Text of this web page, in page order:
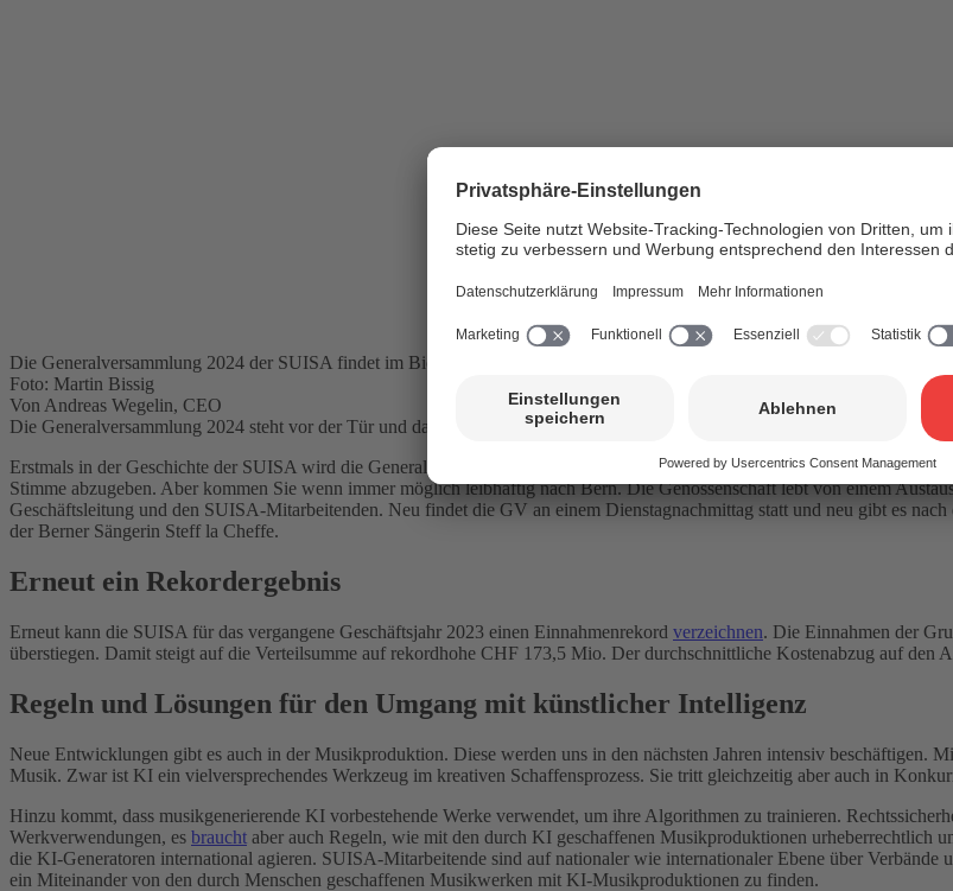
Die Generalversammlung 2024 der SUISA findet im Bierhübeli in Bern statt. Erstmals können Mitglieder auch online
Foto: Martin Bissig
Von Andreas Wegelin, CEO
Die Generalversammlung 2024 steht vor der Tür und damit auch ein Strauss von Neuerungen, die unsere Genossenschaft vor
Erstmals in der Geschichte der SUISA wird die Generalversammlung hybrid durchgeführt. Mitglieder, die nicht nach Bern
Stimme abzugeben. Aber kommen Sie wenn immer möglich leibhaftig nach Bern. Die Genossenschaft lebt von einem
Geschäftsleitung und den SUISA-Mitarbeitenden. Neu findet die GV an einem Dienstagnachmittag statt und neu gibt es
der Berner Sängerin Steff la Cheffe.
Erneut ein Rekordergebnis
Erneut kann die SUISA für das vergangene Geschäftsjahr 2023 einen Einnahmenrekord verzeichnen. Die Einnahmen der
überstiegen. Damit steigt auf die Verteilsumme auf rekordhohe CHF 173,5 Mio. Der durchschnittliche Kostenabzug auf den
Regeln und Lösungen für den Umgang mit künstlicher Intelligenz
Neue Entwicklungen gibt es auch in der Musikproduktion. Diese werden uns in den nächsten Jahren intensiv
Musik. Zwar ist KI ein vielversprechendes Werkzeug im kreativen Schaffensprozess. Sie tritt gleichzeitig aber auch in
Hinzu kommt, dass musikgenerierende KI vorbestehende Werke verwendet, um ihre Algorithmen zu trainieren.
Werkverwendungen, es braucht aber auch Regeln, wie mit den durch KI geschaffenen Musikproduktionen urheberrechtlich
die KI-Generatoren international agieren. SUISA-Mitarbeitende sind auf nationaler wie internationaler Ebene über
ein Miteinander von den durch Menschen geschaffenen Musikwerken mit KI-Musikproduktionen zu finden.